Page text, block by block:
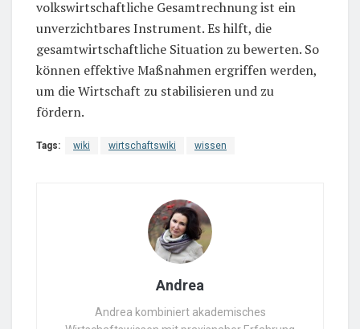
volkswirtschaftliche Gesamtrechnung ist ein
unverzichtbares Instrument. Es hilft, die
gesamtwirtschaftliche Situation zu bewerten. So
können effektive Maßnahmen ergriffen werden,
um die Wirtschaft zu stabilisieren und zu
fördern.
Tags: wiki wirtschaftswiki wissen
Andrea
Andrea kombiniert akademisches